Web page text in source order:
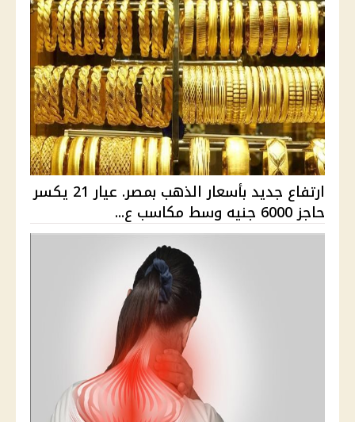
ارتفاع جديد بأسعار الذهب بمصر. عيار 21 يكسر
حاجز 6000 جنيه وسط مكاسب ع...